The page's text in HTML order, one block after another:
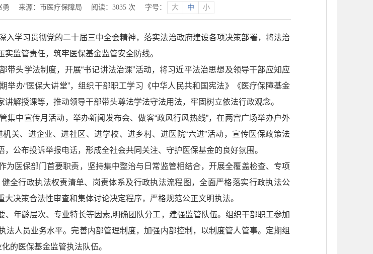
勇 来源：市医疗保障局 阅读： 3035次 字号： 大 中 小
学习贯彻党的二十届三中全会精神，落实法治政府建设各项决策部署，将法治
监管责任，筑牢医保基金监管安全防线。
带头学法制度，开展“书记讲法治课”活动，将习近平法治思想及领导干部应知应
办“医保大讲堂”，组织干部职工学习《中华人民共和国宪法》《医疗保障基金
解授课等，推动领导干部带头尊法学法守法用法，牢固树立依法行政观念。
集中宣传月活动，举办新闻发布会、做客“政风行风热线”，在两宫广场举办户外
关、进企业、进社区、进学校、进乡村、进医院“六进”活动，宣传医保政策法
公布投诉举报电话，形成全社会共同关注、守护医保基金的良好氛围。
为医保部门首要职责，坚持集中整治与日常监管相结合，开展全覆盖检查、专项
全行政执法权责清单、岗责体系及行政执法流程图，全面严格落实行政执法公
决策合法性审查和集体讨论决定程序，严格规范公正文明执法。
、年龄层次、专业特长等因素,明确团队分工，建强监管队伍。组织干部职工参加
人员业务水平。完善内部管理制度，加强内部控制，以制度管人管事。定期组
的医保基金监管执法队伍。